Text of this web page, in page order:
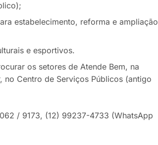
estabelecimento, reforma e ampliação
e esportivos.
os setores de Atende Bem, na
no Centro de Serviços Públicos (antigo
/ 9173, (12) 99237-4733 (WhatsApp